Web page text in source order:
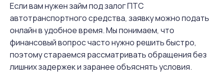
Если вам нужен займ под залог ПТС
автотранспортного средства, заявку можно подать
онлайн в удобное время. Мы понимаем, что
финансовый вопрос часто нужно решить быстро,
поэтому стараемся рассматривать обращения без
лишних задержек и заранее объяснять условия.